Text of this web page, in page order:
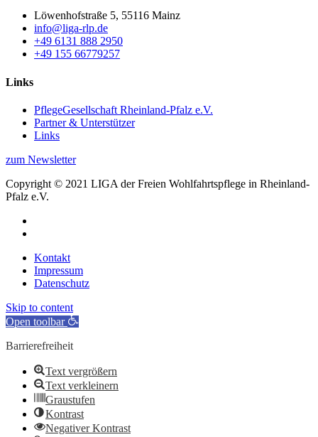
Löwenhofstraße 5, 55116 Mainz
info@liga-rlp.de
+49 6131 888 2950
+49 155 66779257
Links
PflegeGesellschaft Rheinland-Pfalz e.V.
Partner & Unterstützer
Links
zum Newsletter
Copyright © 2021 LIGA der Freien Wohlfahrtspflege in Rheinland-
Pfalz e.V.
Kontakt
Impressum
Datenschutz
Skip to content
Open toolbar
Barrierefreiheit
Text vergrößern
Text verkleinern
Graustufen
Kontrast
Negativer Kontrast